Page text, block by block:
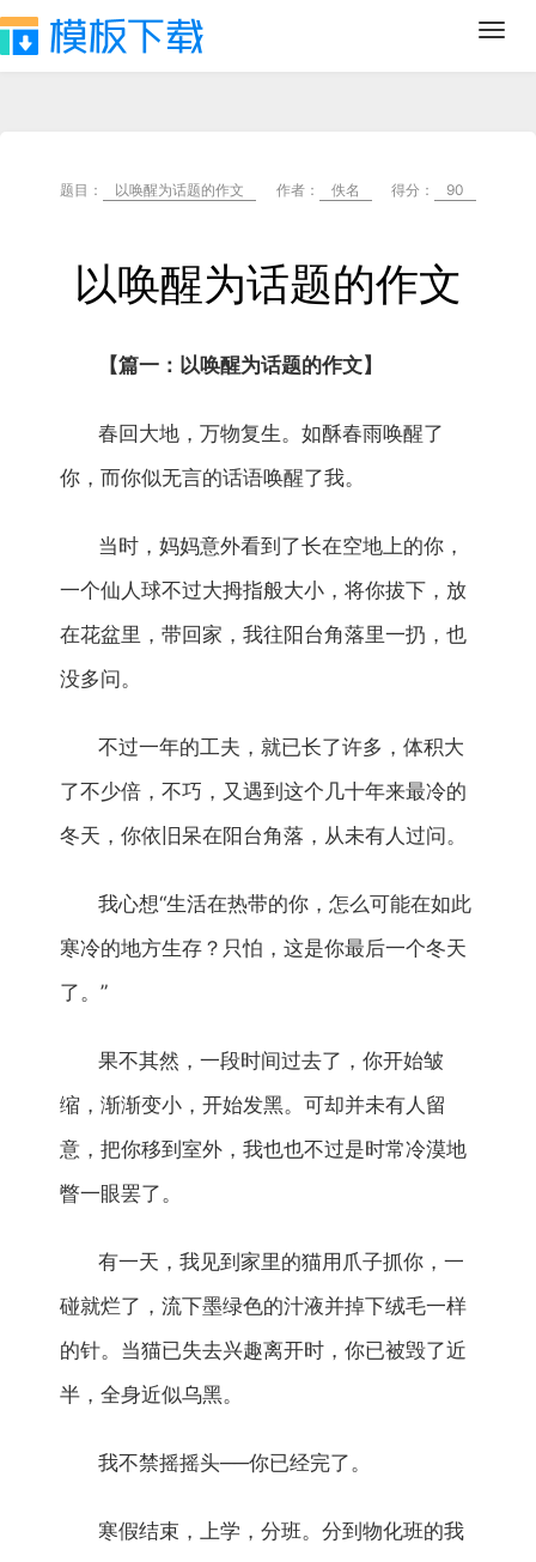
题目： 以唤醒为话题的作文 作者： 佚名 得分： 90
以唤醒为话题的作文
【篇一：以唤醒为话题的作文】
春回大地，万物复生。如酥春雨唤醒了
你，而你似无言的话语唤醒了我。
当时，妈妈意外看到了长在空地上的你，
一个仙人球不过大拇指般大小，将你拔下，放
在花盆里，带回家，我往阳台角落里一扔，也
没多问。
不过一年的工夫，就已长了许多，体积大
了不少倍，不巧，又遇到这个几十年来最冷的
冬天，你依旧呆在阳台角落，从未有人过问。
我心想“生活在热带的你，怎么可能在如此
寒冷的地方生存？只怕，这是你最后一个冬天
了。”
果不其然，一段时间过去了，你开始皱
缩，渐渐变小，开始发黑。可却并未有人留
意，把你移到室外，我也也不过是时常冷漠地
瞥一眼罢了。
有一天，我见到家里的猫用爪子抓你，一
碰就烂了，流下墨绿色的汁液并掉下绒毛一样
的针。当猫已失去兴趣离开时，你已被毁了近
半，全身近似乌黑。
我不禁摇摇头──你已经完了。
寒假结束，上学，分班。分到物化班的我